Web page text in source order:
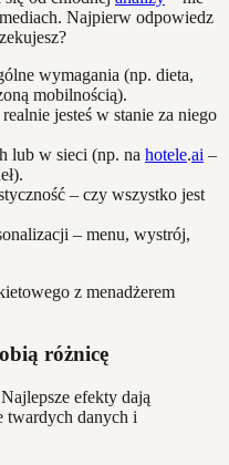
Najpierw odpowiedz
wymagania (np. dieta,
mobilnością).
jesteś w stanie za niego
lub w sieci (np. na hotele.ai –
– czy wszystko jest
– menu, wystrój,
różnicę
efekty dają
twardych danych i